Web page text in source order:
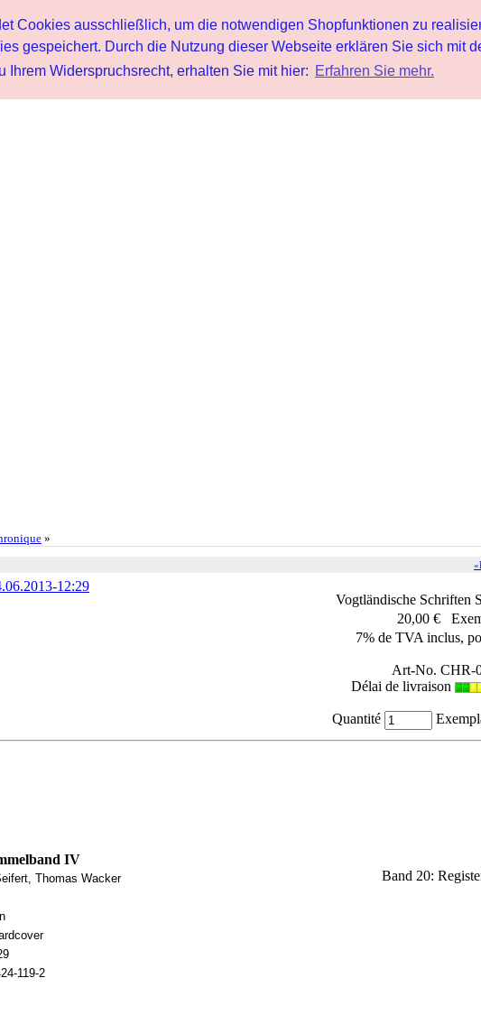
Cookies ausschließlich, um die notwendigen Shopfunktionen zu
gespeichert. Durch die Nutzung dieser Webseite erklären Sie sich mit
Widerspruchsrecht, erhalten Sie mit hier: Erfahren Sie mehr.
»
Vogtländische Schriften
20,00 €
7% de TVA inclus,
Art-No. CHR-
Délai de livraison
Quantité
IV
Band 20:
Thomas Wacker
119-2